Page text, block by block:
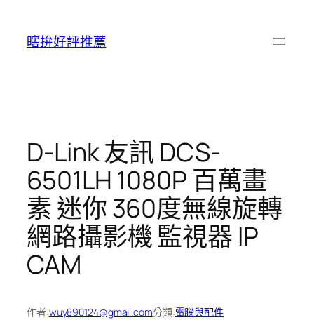
瞎拚好評推薦
D-Link 友訊 DCS-
6501LH 1080P 百萬畫
素 迷你 360度無線旋轉
網路攝影機 監視器 IP
CAM
作者:wuy890124@gmail.com分類:電腦與配件